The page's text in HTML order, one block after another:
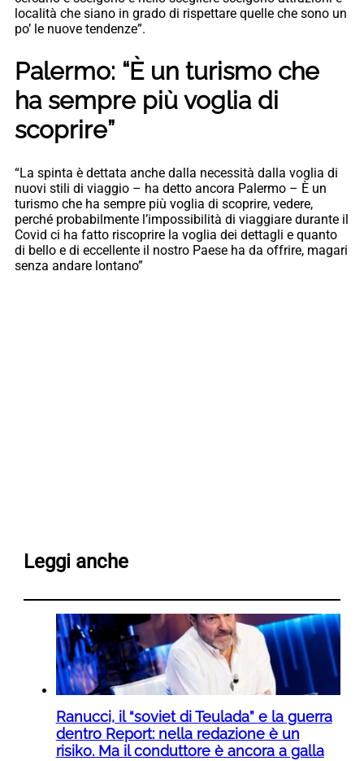
località che siano in grado di rispettare quelle che sono un
po’ le nuove tendenze”.
Palermo: “È un turismo che
ha sempre più voglia di
scoprire”
“La spinta è dettata anche dalla necessità dalla voglia di
nuovi stili di viaggio – ha detto ancora Palermo – È un
turismo che ha sempre più voglia di scoprire, vedere,
perché probabilmente l’impossibilità di viaggiare durante il
Covid ci ha fatto riscoprire la voglia dei dettagli e quanto
di bello e di eccellente il nostro Paese ha da offrire, magari
senza andare lontano”
Leggi anche
Ranucci, il “soviet di Teulada” e la guerra
dentro Report: nella redazione è un
risiko. Ma il conduttore è ancora a galla